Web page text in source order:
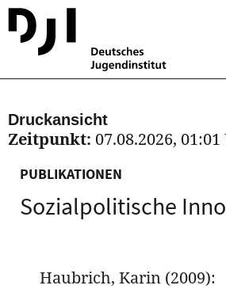
Druckansicht
Zeitpunkt: 07.08.2026,
PUBLIKATIONEN
Sozialpolitische
Haubrich, Karin (2009):